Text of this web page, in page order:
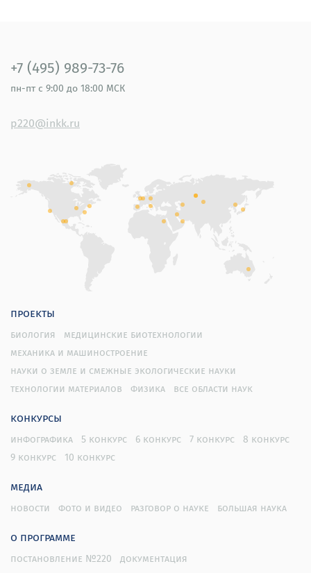
+7 (495) 989-73-76
пн-пт с 9:00 до 18:00 МСК
p220@inkk.ru
проекты
биология
медицинские биотехнологии
механика и машиностроение
науки о земле и смежные экологические науки
технологии материалов
физика все области наук
конкурсы
инфографика 5 конкурс 6 конкурс 7 конкурс
8 конкурс
9 конкурс
10 конкурс
медиа
новости фото и видео разговор о науке большая наука
о программе
постановление №220 документация